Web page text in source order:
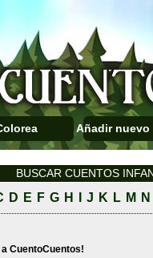
Añadir nuevo
BUSCAR CUENTOS
D E F G H J K L M N
CuentoCuentos!